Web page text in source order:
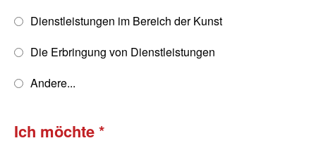
Dienstleistungen im Bereich der Kunst
Die Erbringung von Dienstleistungen
Andere...
Ich möchte